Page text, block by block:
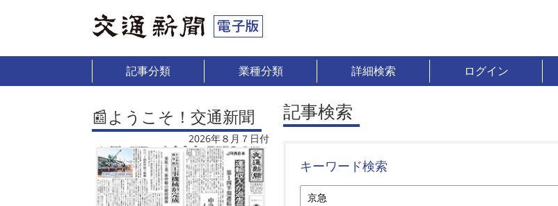
記事分類 業種分類 詳細検索 ログイン
📰ようこそ！交通新聞
2026年８月７日付
記事検索
キーワード検索